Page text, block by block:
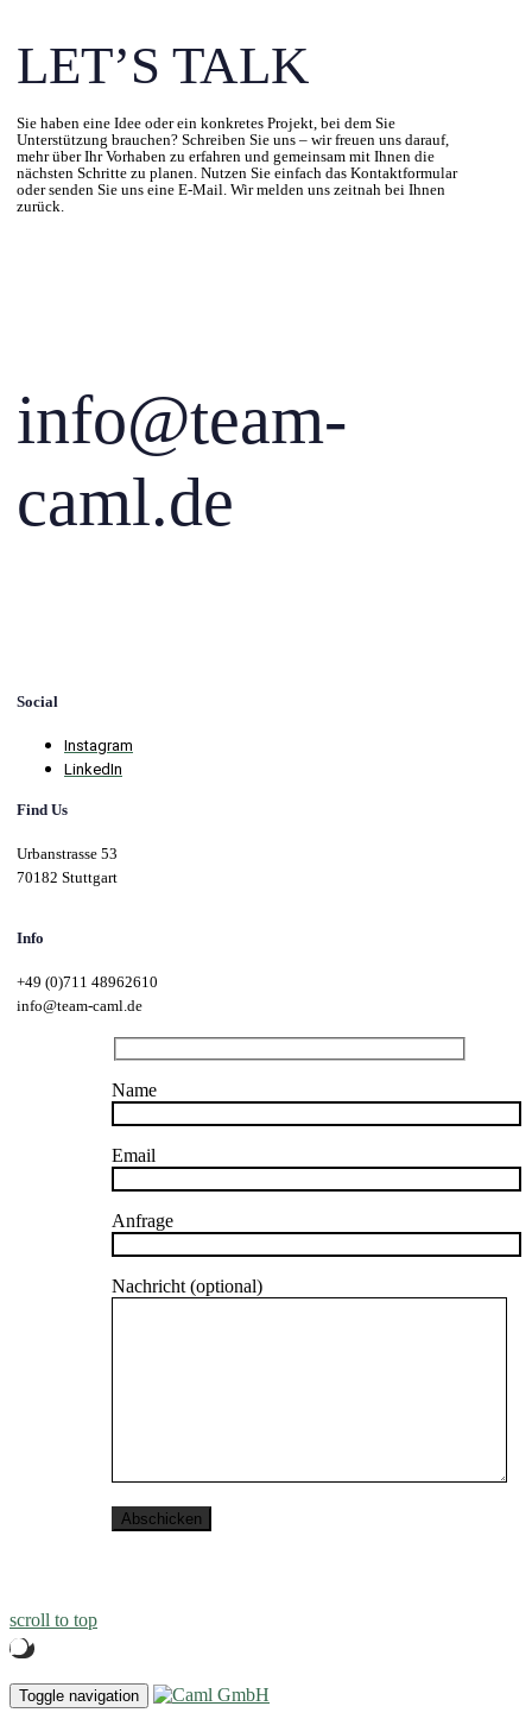
LET’S TALK
Sie haben eine Idee oder ein konkretes Projekt, bei dem Sie
Unterstützung brauchen? Schreiben Sie uns – wir freuen uns darauf,
mehr über Ihr Vorhaben zu erfahren und gemeinsam mit Ihnen die
nächsten Schritte zu planen. Nutzen Sie einfach das Kontaktformular
oder senden Sie uns eine E-Mail. Wir melden uns zeitnah bei Ihnen
zurück.
info@team-
caml.de
Social
Instagram
LinkedIn
Find Us
Urbanstrasse 53
70182 Stuttgart
Info
+49 (0)711 48962610
info@team-caml.de
Name
Email
Anfrage
Nachricht (optional)
scroll to top
Toggle navigation